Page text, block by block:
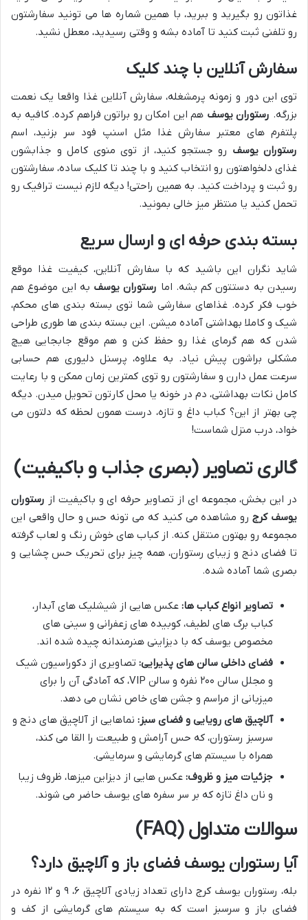
غذاتون رو بگیرید و ببرید، با همین شماره ها می تونید سفارشتون
رو تلفنی ثبت کنید تا آماده بشه و وقتی رسیدید، معطل نشید.
سفارش آنلاین با چند کلیک
توی این دور و زمونه پرمشغله، سفارش آنلاین غذا واقعا یک نعمت
بزرگه. رستوران یوسف هم این امکان رو براتون فراهم کرده. کافیه به
پلتفرم های معتبر سفارش غذا مثل اسنپ فود سر بزنید، اسم
رستوران یوسف رو جستجو کنید، از توی منوی کامل و جذابشون
غذای دلخواهتون رو انتخاب کنید و با چند تا کلیک ساده، سفارشتون
رو ثبت و پرداخت کنید. به همین راحتی! دیگه لازم نیست ترافیک رو
تحمل کنید یا منتظر میز خالی بمونید.
بسته بندی حرفه ای و ارسال سریع
شاید نگران این باشید که با سفارش آنلاین، کیفیت غذا موقع
رسیدن به دستتون کم بشه. اما رستوران یوسف به این موضوع هم
خوب فکر کرده. غذاهای سفارشی شما توی بسته بندی های محکم،
شیک و کاملا بهداشتی آماده میشن. این بسته بندی ها طوری طراحی
شدن که هم گرمای غذا رو حفظ کنن و هم موقع جابجایی هیچ
مشکلی براشون پیش نیاد. به علاوه، پرسنل دلیوری هم حسابی
سرعت عمل دارن و سفارشتون رو توی کمترین زمان ممکن و با رعایت
کامل نکات بهداشتی، دم در خونه یا محل کارتون تحویل میدن. دیگه
چی بهتر از این؟ کباب داغ و تازه، درست همون لحظه که دلتون می
خواد، درب منزل شماست!
گالری تصاویر (بصری جذاب و باکیفیت)
در این بخش، مجموعه ای از تصاویر حرفه ای و باکیفیت از رستوران
یوسف کرجرو مشاهده می کنید که می تونه حس و حال واقعی این
مجموعه رو بهتون منتقل کنه. از کباب های خوش رنگ و لعاب گرفته
تا فضای دنج و زیبای رستوران، همه چیز برای تحریک حس چشایی و
بصری شما آماده شده.
تصاویر انواع کباب ها: عکس هایی از شیشلیک های آبدار،
کباب برگ های لطیف، کوبیده های زعفرانی و سینی های
مخصوص یوسف که با دیزاینی هنرمندانه چیده شده اند.
فضای داخلی سالن های پذیرایی: تصاویری از دکوراسیون شیک
و مجلل سالن ۲۰۰ نفره و سالن VIP، که آمادگی آن را برای
میزبانی از مراسم و جشن های خاص نشان می دهد.
آلاچیق های رویایی و فضای سبز: نماهایی از آلاچیق های دنج و
سرسبز رستوران، که حس آرامش و طبیعت را القا می کند،
همراه با سیستم های گرمایشی و سرمایشی.
جزئیات میز و ظروف: عکس هایی از دیزاین میزها، ظروف زیبا
و نان داغ تازه که بر سر سفره های یوسف حاضر می شوند.
سوالات متداول (FAQ)
آیا رستوران یوسف فضای باز و آلاچیق دارد؟
بله، رستوران یوسف کرج دارای تعداد زیادی آلاچیق ۶، ۹ و ۱۲ نفره در
فضای باز و سرسبز است که به سیستم های گرمایشی از کف و